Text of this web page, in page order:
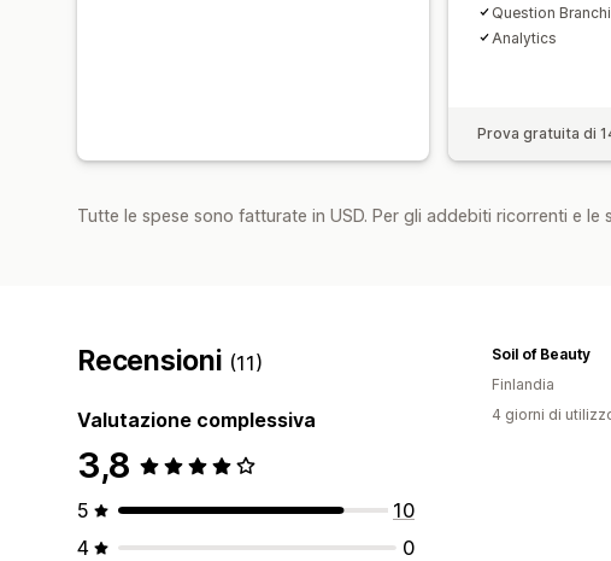
Question
Analytics
Prova gratuita di
Tutte le spese sono fatturate in USD. Per gli addebiti ricorrenti e
Recensioni (11)
Valutazione complessiva
3,8
5
10
4
0
Soil of Beauty
Finlandia
4 giorni di